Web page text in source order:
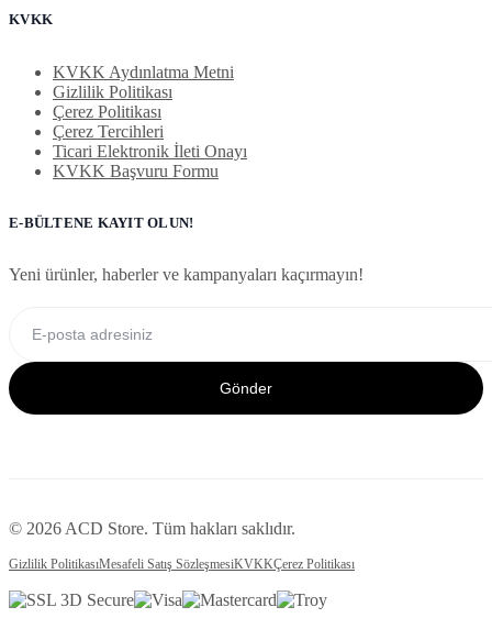
KVKK
KVKK Aydınlatma Metni
Gizlilik Politikası
Çerez Politikası
Çerez Tercihleri
Ticari Elektronik İleti Onayı
KVKK Başvuru Formu
E-BÜLTENE KAYIT OLUN!
Yeni ürünler, haberler ve kampanyaları kaçırmayın!
Gönder
© 2026 ACD Store. Tüm hakları saklıdır.
Gizlilik PolitikasıMesafeli Satış SözleşmesiKVKKÇerez Politikası